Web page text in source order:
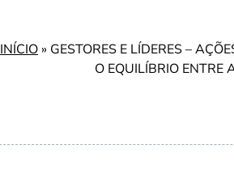
INÍCIO » GESTORES E LÍDERES –
O EQUILÍBRIO ENTRE